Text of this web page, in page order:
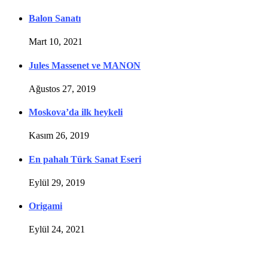
Balon Sanatı
Mart 10, 2021
Jules Massenet ve MANON
Ağustos 27, 2019
Moskova’da ilk heykeli
Kasım 26, 2019
En pahalı Türk Sanat Eseri
Eylül 29, 2019
Origami
Eylül 24, 2021